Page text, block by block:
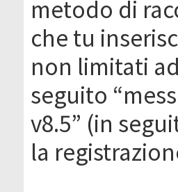
metodo di
che tu
non limitati
seguito
v8.5” (in
la